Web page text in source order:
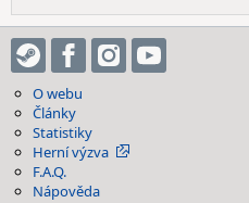
O webu
Články
Statistiky
Herní výzva
F.A.Q.
Nápověda